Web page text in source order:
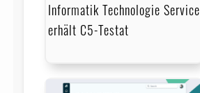
Informatik Technologie Service
erhält C5-Testat